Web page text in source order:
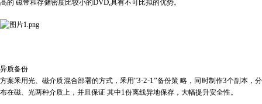
高的 磁带和存储密度比较小的DVD,具有不可比拟的优势。
异质备份
方案釆用光、磁介质混合部署的方式，釆用"3-2-1”备份策 略，同时制作3个副本，分
布在磁、光两种介质上，并且保证 其中1份离线异地保存，大幅提升安全性。